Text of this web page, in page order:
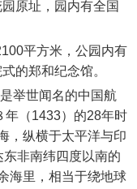
原址，园内有全国
平方米，公园内有
的郑和纪念馆。
举世闻名的中国航
年（1433）的28年时
，纵横于太平洋与印
非南纬四度以南的
海里，相当于绕地球